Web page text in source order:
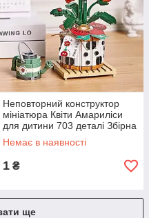
Неповторний конструктор
мініатюра Квіти Амариліси
для дитини 703 деталі Збірна
3D діорама Квітковий горщик
Немає в наявності
1 ₴
ще